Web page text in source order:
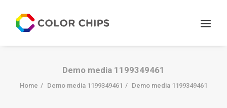
サービス
ニュース
Demo media 1199349461
Home Demo media 1199349461 Demo media 1199349461